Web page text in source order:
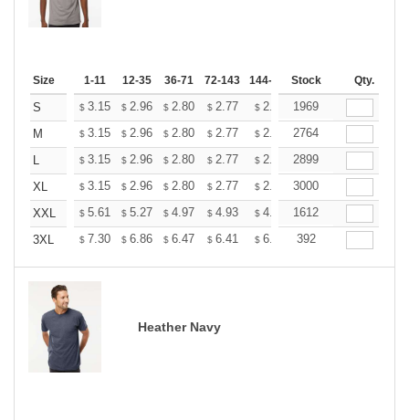
Size 1-11 12-35 36-71 72-143 144-287 288 + More
Stock Qty.
S $ 3.15 $ 2.96 $ 2.80 $ 2.77 $ 2.72 $2.70
1969
M
$ 3.15 $ 2.96 $ 2.80 $ 2.77 $ 2.72 $2.70
2764
L
$ 3.15 $ 2.96 $ 2.80 $ 2.77 $ 2.72 $2.70
2899
XL
$ 3.15 $ 2.96 $ 2.80 $ 2.77 $ 2.72 $2.70
3000
XXL
$ 5.61 $ 5.27 $ 4.97 $ 4.93 $ 4.85 $4.80
1612
3XL
$ 7.30 $ 6.86 $ 6.47 $ 6.41 $ 6.30 $6.25
392
Heather Navy